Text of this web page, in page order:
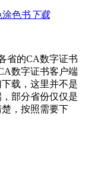
色书 下载
省的CA数字证书
数字证书客户端
载，这里并不是
部分省份仅仅是
，按照需要下